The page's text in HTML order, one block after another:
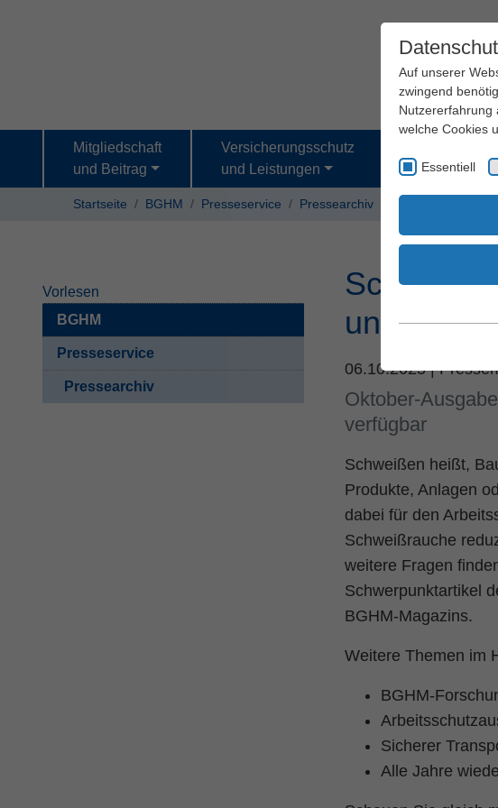
Mitgliedschaft
und Beitrag
Versicherungsschutz
und Leistungen
und
Startseite BGHM Presseservice Pressearchiv
Vorlesen
BGHM
Presseservice
Pressearchiv
und
06.10.2025|
Oktober-
verfügbar
Schweißen heißt,
Produkte, Anlagen
dabei für den
Schweißrauche
weitere Fragen
Schwerpunktartikel
BGHM-Magazins.
Weitere Themen im
BGHM-
Sicherer
Alle Jahre
Auf unserer
zwingend
Nutzererfahrung
welche Cookies
Essentiell
Essentielle
einwandfrei
Laufzeit
Zweck
Name
Anbieter
Laufzeit
Zweck
Statistik